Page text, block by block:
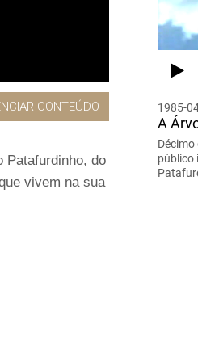
CONTEÚDO
Patafurdinho, do
vivem na sua
1985-
A
público